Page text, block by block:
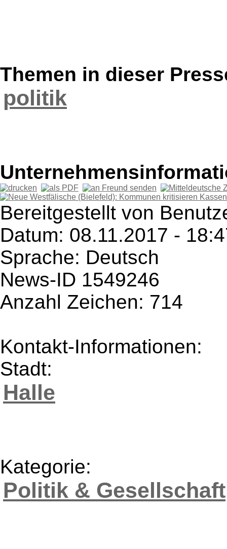
Themen in dieser
politik
Bereitgestellt von
Datum: 08.11.2017 -
Sprache: Deutsch
News-ID 1549246
Anzahl Zeichen: 714
Kontakt-Informationen:
Stadt:
Halle
Kategorie:
Politik & Gesellschaft